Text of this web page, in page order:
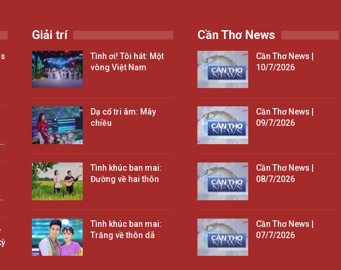
Giải trí
Tình ơi! Tôi hát: Một
vòng Việt Nam
Dạ cổ tri âm: Mây
chiều
Tình khúc ban mai:
Đường về hai thôn
Tình khúc ban mai:
Trăng về thôn dã
Cần Thơ News
Cần Thơ News |
10/7/2026
Cần Thơ News |
09/7/2026
Cần Thơ News |
08/7/2026
Cần Thơ News |
07/7/2026